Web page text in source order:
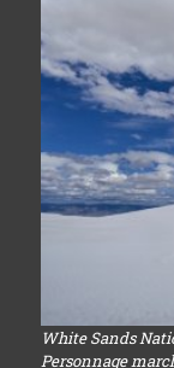
White Sands
Personnage